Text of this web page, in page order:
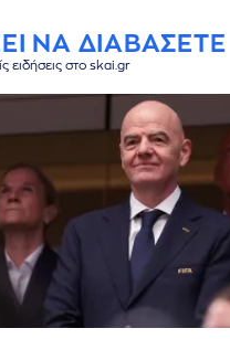
ΝΑ ΔΙΑΒΑΣΕΤΕ
ειδήσεις στο skai.gr